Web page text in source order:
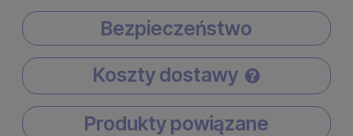
Bezpieczeństwo
Koszty dostawy
Cena nie zawiera ewentualnych kosztów płatności
Produkty powiązane